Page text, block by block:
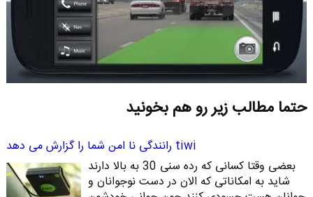
حتما مطالب زیر رو هم بخونید
tiwi رانندگی نا امن شما را گزارش می دهد
بعضی وقتا کسانی که رده سنی 30 به بالا دارند
شاید به امکاناتی که الان در دست نوجوانان و